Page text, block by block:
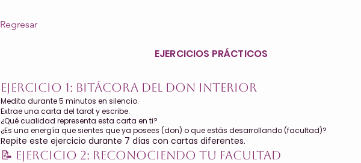
Regresar
EJERCICIOS PRÁCTICOS
Ejercicio 1: Bitácora del Don Interior
Medita durante 5 minutos en silencio.
Extrae una carta del tarot y escribe:
¿Qué cualidad representa esta carta en ti?
¿Es una energía que sientes que ya posees (don) o que estás desarrollando (facultad)?
Repite este ejercicio durante 7 días con cartas diferentes.
📝 Ejercicio 2: Reconociendo tu Facultad